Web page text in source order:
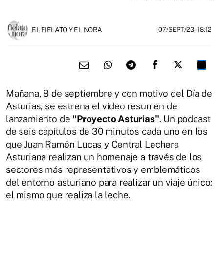
EL FIELATO Y EL NORA 07/SEPT/23- 18:12
Mañana, 8 de septiembre y con motivo del Día de
Asturias, se estrena el vídeo resumen de
lanzamiento de "Proyecto Asturias". Un podcast
de seis capítulos de 30 minutos cada uno en los
que Juan Ramón Lucas y Central Lechera
Asturiana realizan un homenaje a través de los
sectores más representativos y emblemáticos
del entorno asturiano para realizar un viaje único:
el mismo que realiza la leche.